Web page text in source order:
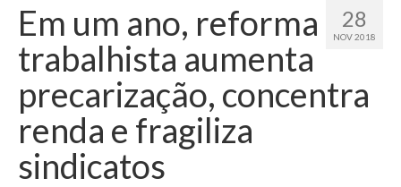
Diretoria
História
Documentos
Impressos
28
NOV 2018
Em um ano, reforma
trabalhista aumenta
precarização, concentra
renda e fragiliza
sindicatos